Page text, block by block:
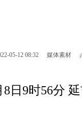
05-12 08:32 媒体素材
8日9时56分